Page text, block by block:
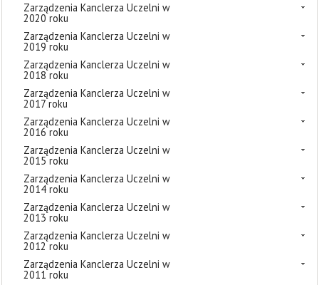
Zarządzenia Kanclerza Uczelni w
2020 roku
Zarządzenia Kanclerza Uczelni w
2019 roku
Zarządzenia Kanclerza Uczelni w
2018 roku
Zarządzenia Kanclerza Uczelni w
2017 roku
Zarządzenia Kanclerza Uczelni w
2016 roku
Zarządzenia Kanclerza Uczelni w
2015 roku
Zarządzenia Kanclerza Uczelni w
2014 roku
Zarządzenia Kanclerza Uczelni w
2013 roku
Zarządzenia Kanclerza Uczelni w
2012 roku
Zarządzenia Kanclerza Uczelni w
2011 roku